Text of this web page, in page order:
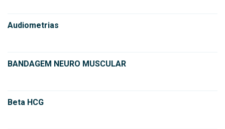
Audiometrias
BANDAGEM NEURO MUSCULAR
Beta HCG